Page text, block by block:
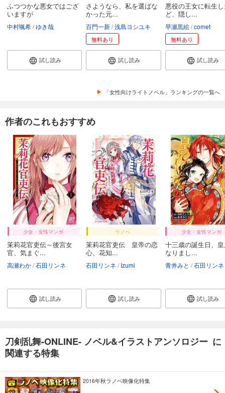
ふつつかな悪女ではござ
いますが
中村颯希 ゆき哉
試し読み
さようなら、私を選ばな
かった元...
百門一新 浅島ヨシユキ
無料あり
試し読み
悪役の王女に転生
ど、隠し...
早瀬黒絵 comet
無料あり
試し読み
「女性向けライトノベル」ランキングの一覧へ
作者のこれもおすすめ
少女・女性マンガ
茉莉花官吏伝～後宮女
官、気まぐ...
高瀬わか 石田リンネ
試し読み
ラノベ
茉莉花官吏伝 皇帝の恋
心、花知...
石田リンネ Izumi
試し読み
少女・女性マンガ
十三歳の誕生日、
なりまし...
青井みと 石田リンネ
試し読み
刀剣乱舞-ONLINE- ノベル&イラストアンソロジー に
関連する特集
2016年秋ラノベ映像化特集